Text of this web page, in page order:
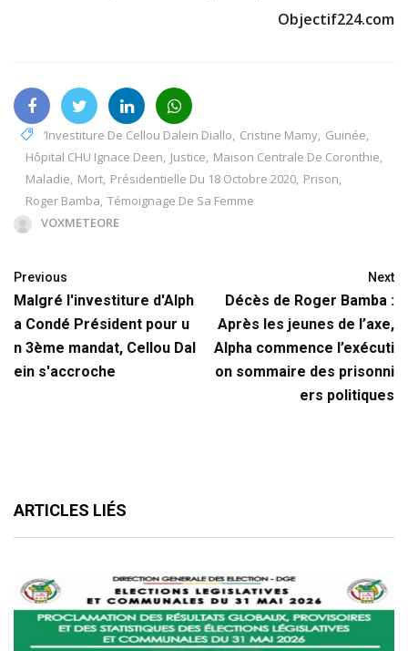
Objectif224.com
’investiture De Cellou Dalein Diallo, Cristine Mamy, Guinée,
Hôpital CHU Ignace Deen, Justice, Maison Centrale De Coronthie,
Maladie, Mort, Présidentielle Du 18 Octobre 2020, Prison,
Roger Bamba, Témoignage De Sa Femme
VOXMETEORE
Previous
Malgré l'investiture d'Alph
a Condé Président pour u
n 3ème mandat, Cellou Dal
ein s'accroche
Next
Décès de Roger Bamba :
Après les jeunes de l’axe,
Alpha commence l’exécuti
on sommaire des prisonni
ers politiques
ARTICLES LIÉS